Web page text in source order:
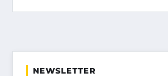
NEWSLETTER